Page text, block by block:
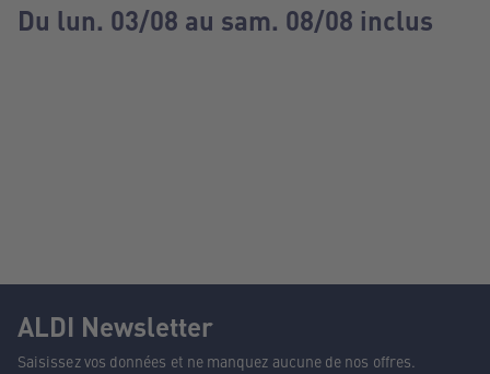
Du lun. 03/08 au sam. 08/08 inclus
ALDI Newsletter
Saisissez vos données et ne manquez aucune de nos offres.